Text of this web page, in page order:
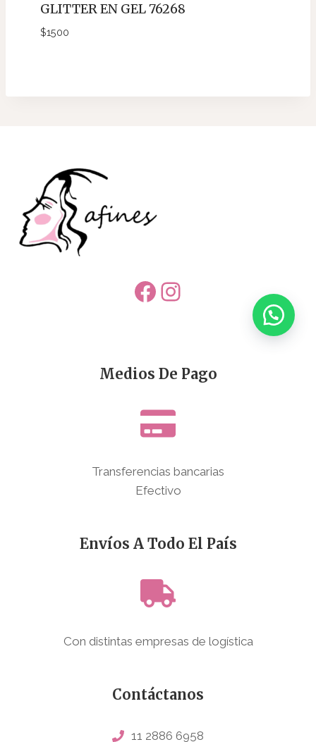
GLITTER EN GEL 76268
$1500
Facebook
Instagram
Medios De Pago
Transferencias bancarias
Efectivo
Envíos A Todo El País
Con distintas empresas de logística
Contáctanos
11 2886 6958